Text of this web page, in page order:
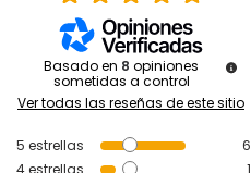
Basado en 8 opiniones
sometidas a control
Ver todas las reseñas de este sitio
5 estrellas
6
4estrellas
1